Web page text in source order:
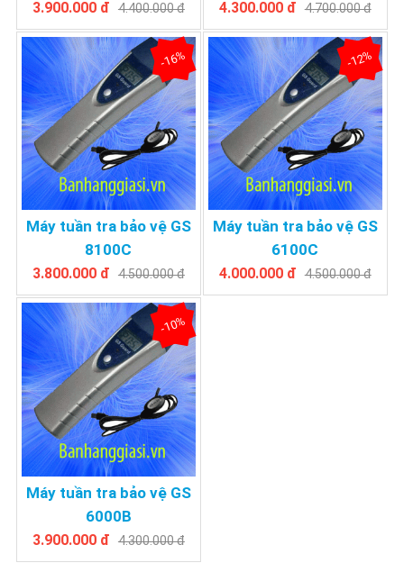
3.900.000 đ 4.400.000 đ 4.300.000 đ 4.700.000 đ
Máy tuần tra bảo vệ GS
8100C
-16%
3.800.000 đ 4.500.000 đ
Máy tuần tra bảo vệ GS
6100C
-12%
4.000.000 đ 4.500.000 đ
Máy tuần tra bảo vệ GS
6000B
-10%
3.900.000 đ 4.300.000 đ